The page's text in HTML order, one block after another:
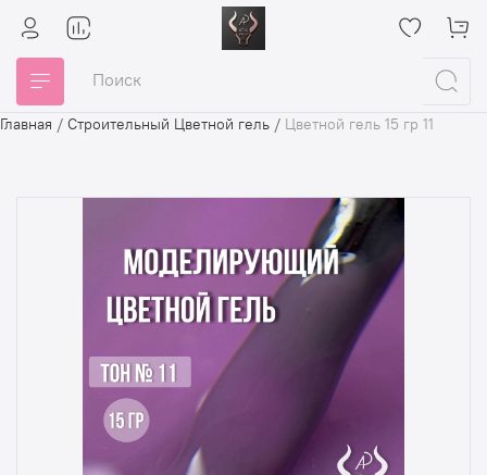
Главная / Строительный Цветной гель / Цветной гель 15 гр 11